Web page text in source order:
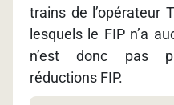
trains de l’opérateur
lesquels le FIP n’a
n’est donc pas
réductions FIP.